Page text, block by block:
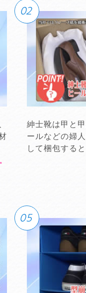
紳士靴は甲と
ールなどの婦
して梱包する